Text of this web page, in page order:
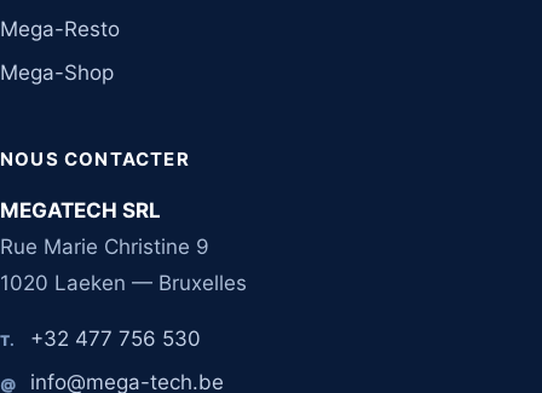
Mega-Resto
Mega-Shop
NOUS CONTACTER
MEGATECH SRL
Rue Marie Christine 9
1020 Laeken — Bruxelles
T. +32 477 756 530
@ info@mega-tech.be